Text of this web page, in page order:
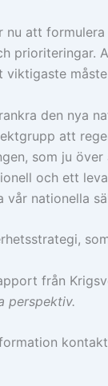
nu att
prioriteringar.
viktigaste
den nya
att
som ju
och ett
vår nationella
från
perspektiv.